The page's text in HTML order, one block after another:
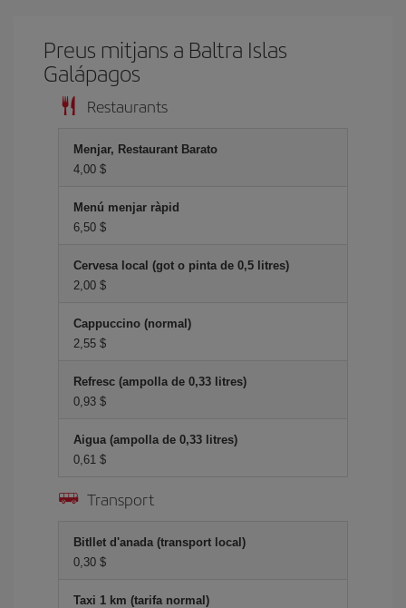
Preus mitjans a Baltra Islas
Galápagos
Restaurants
Menjar, Restaurant Barato
4,00 $
Menú menjar ràpid
6,50 $
Cervesa local (got o pinta de 0,5 litres)
2,00 $
Cappuccino (normal)
2,55 $
Refresc (ampolla de 0,33 litres)
0,93 $
Aigua (ampolla de 0,33 litres)
0,61 $
Transport
Bitllet d'anada (transport local)
0,30 $
Taxi 1 km (tarifa normal)